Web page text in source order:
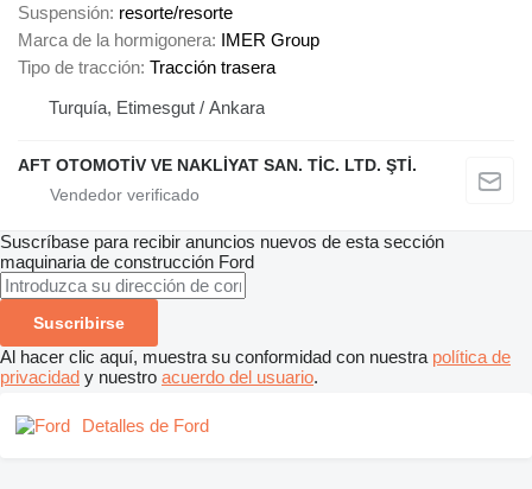
Suspensión resorte/resorte
Marca de la hormigonera IMER Group
Tipo de tracción Tracción trasera
Turquía, Etimesgut / Ankara
AFT OTOMOTİV VE NAKLİYAT SAN. TİC. LTD. ŞTİ.
Suscríbase para recibir anuncios nuevos de esta sección
maquinaria de construcción Ford
Suscribirse
Al hacer clic aquí, muestra su conformidad con nuestra política de
privacidad y nuestro acuerdo del usuario.
Detalles de Ford